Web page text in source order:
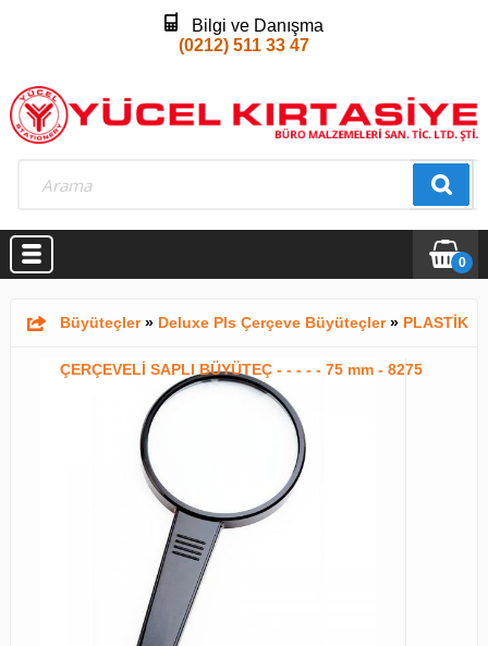
Bilgi ve Danışma
(0212) 511 33 47
0
Büyüteçler» Deluxe Pls Çerçeve Büyüteçler» PLASTİK
ÇERÇEVELİ SAPLI BÜYÜTEÇ - - - - - 75 mm - 8275